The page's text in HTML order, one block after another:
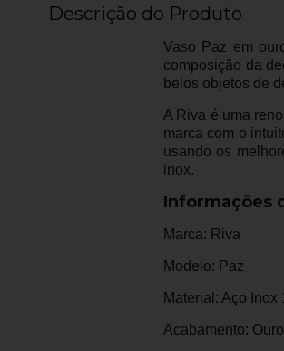
Descrição do Produto
Vaso Paz em
composição da
belos objetos de
A Riva é uma
marca com o
usando os
inox.
Informações
Marca: Riva
Modelo: Paz
Material: Aço Inox
Acabamento: